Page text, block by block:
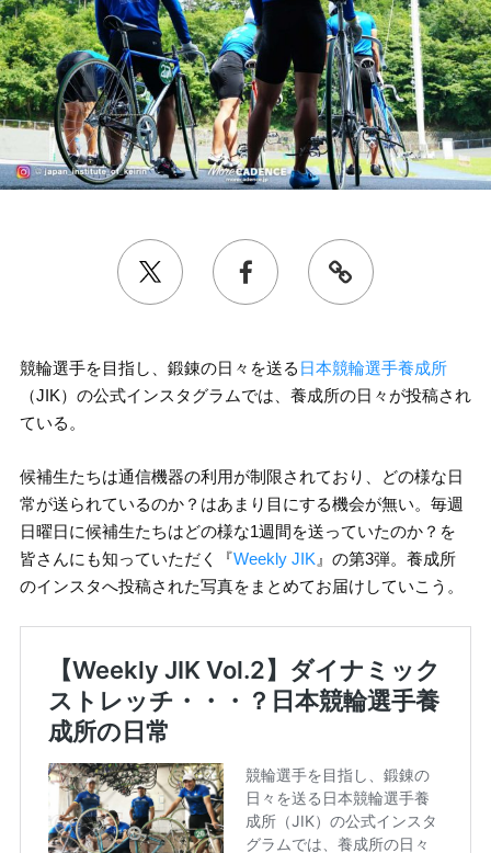
競輪選手を目指し、鍛錬の日々を送る 日本競輪選手養成所
（JIK）の公式インスタグラムでは、養成所の日々が投稿され
ている。
候補生たちは通信機器の利用が制限されており、どの様な日
常が送られているのか？はあまり目にする機会が無い。毎週
日曜日に候補生たちはどの様な1週間を送っていたのか？を
皆さんにも知っていただく『Weekly JIK 』の第3弾。養成所
のインスタへ投稿された写真をまとめてお届けしていこう。